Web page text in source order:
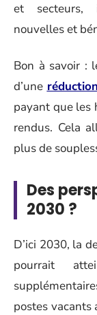
et secteurs,
nouvelles et
Bon à savoir :
d’une
payant que les
rendus. Cela
plus de
Des
2030 ?
D’ici 2030, la
pourrait
postes